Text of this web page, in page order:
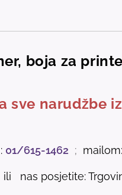
boja za
sve narudžbe
01/615-1462 ; mailom:
ili nas posjetite: